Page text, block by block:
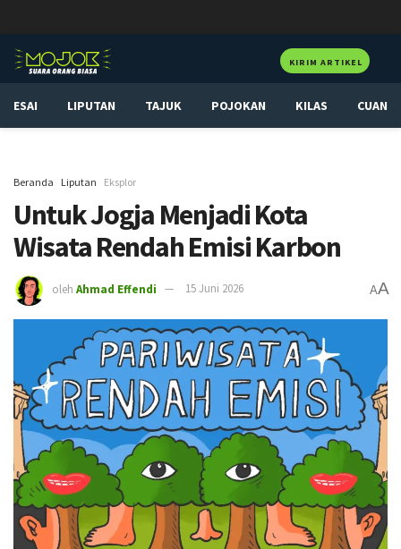
KIRIM ARTIKEL
ESAI LIPUTAN TAJUK POJOKAN KILAS CUAN
Beranda Liputan Eksplor
Untuk Jogja Menjadi Kota
Wisata Rendah Emisi Karbon
oleh Ahmad Effendi 15 Juni 2026 AA